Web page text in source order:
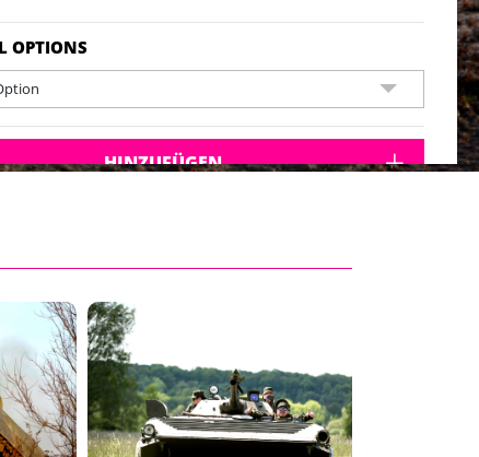
verfügbar).
hat eine Gesamtdauer von ca. 4 Stunden.
Personen
Gruppe weniger als 10 Teilnehmer hat, kann der Tank mit
OPTIONS
HINZUFÜGEN